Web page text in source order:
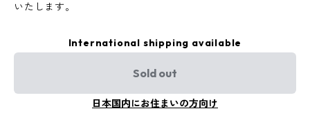
いたします。
International shipping available
Sold out
日本国内にお住まいの方向け